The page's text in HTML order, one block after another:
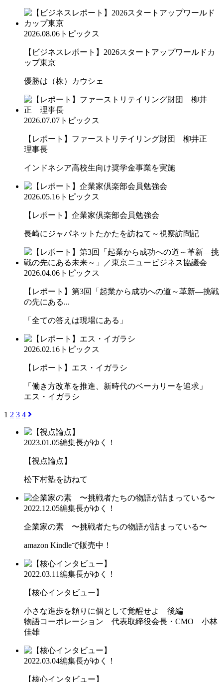
2026.08.06 トピックス
【ビジネスレポート】2026スタートアップワールドカ
ップ東京
優勝は（株）カウシェ
2026.07.07 トピックス
【レポート】ファーストリテイリング財団 柳井正
理事長
インドネシア高校生向け奨学金事業を実施
2026.05.16 トピックス
【レポート】企業家倶楽部会員勉強会
長崎にジャパネットたかたを訪ねて～視察訪問記
2026.04.06 トピックス
【レポート】第3回「起業から成功への道～革新―挑戦
の先にある...
「全ての答えは現場にある」
2026.02.16 トピックス
【レポート】エス・イガラシ
「働き方改革を推進、新時代のベーカリーを追求」
エス・イガラシ
1 2 3 4
2023.01.05編集長がゆく！
【視点論点】
松下村塾を訪ねて
2022.12.05編集長がゆく！
企業家の素 〜挑戦者たちの物語が詰まっている〜
amazon Kindleで販売中！
2022.03.11編集長がゆく！
【核心インタビュー】
小さな進歩を頼りに個として覚醒せよ 後編
物語コーポレーション 代表取締役会長・CMO 小林
佳雄
2022.03.04編集長がゆく！
【核心インタビュー】